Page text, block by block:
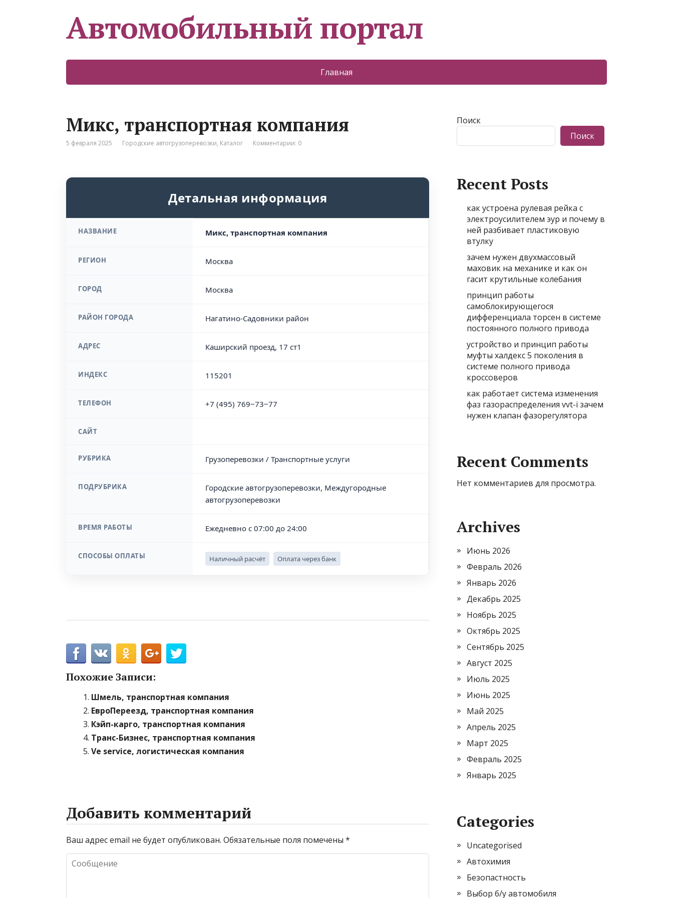
Автомобильный портал
Главная
Микс, транспортная компания
5 февраля 2025 Городские автогрузоперевозки, Каталог Комментарии: 0
Детальная информация
НАЗВАНИЕ Микс, транспортная компания
РЕГИОН Москва
ГОРОД Москва
РАЙОН ГОРОДА Нагатино-Садовники район
АДРЕС Каширский проезд, 17 ст1
ИНДЕКС 115201
ТЕЛЕФОН +7 (495) 769‒73‒77
САЙТ
РУБРИКА Грузоперевозки / Транспортные услуги
ПОДРУБРИКА
Городские автогрузоперевозки, Междугородные
автогрузоперевозки
ВРЕМЯ РАБОТЫ Ежедневно с 07:00 до 24:00
СПОСОБЫ ОПЛАТЫ Наличный расчёт Оплата через банк
Похожие Записи:
Шмель, транспортная компания
ЕвроПереезд, транспортная компания
Кэйп-карго, транспортная компания
Транс-Бизнес, транспортная компания
Ve service, логистическая компания
Добавить комментарий
Ваш адрес email не будет опубликован. Обязательные поля помечены *
Поиск
Поиск
Recent Posts
как устроена рулевая рейка с
электроусилителем эур и почему в
ней разбивает пластиковую
втулку
зачем нужен двухмассовый
маховик на механике и как он
гасит крутильные колебания
принцип работы
самоблокирующегося
дифференциала торсен в системе
постоянного полного привода
устройство и принцип работы
муфты халдекс 5 поколения в
системе полного привода
кроссоверов
как работает система изменения
фаз газораспределения vvt-i зачем
нужен клапан фазорегулятора
Recent Comments
Нет комментариев для просмотра.
Archives
Июнь 2026
Февраль 2026
Январь 2026
Декабрь 2025
Ноябрь 2025
Октябрь 2025
Сентябрь 2025
Август 2025
Июль 2025
Июнь 2025
Май 2025
Апрель 2025
Март 2025
Февраль 2025
Январь 2025
Categories
Uncategorised
Автохимия
Безопастность
Выбор б/у автомобиля